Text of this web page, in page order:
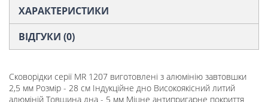
ХАРАКТЕРИСТИКИ
ВІДГУКИ (0)
Сковорідки серії MR 1207 виготовлені з алюмінію завтовшки
2,5 мм Розмір - 28 см Індукційне дно Високоякісний литий
алюміній Товщина дна - 5 мм Міцне антипригарне покриття